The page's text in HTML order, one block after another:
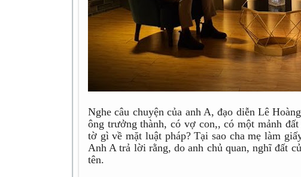
Nghe câu chuyện của anh A, đạo diễn Lê
ông trưởng thành, có vợ con,, có một mảnh
tờ gì về mặt luật pháp? Tại sao cha mẹ làm
Anh A trả lời rằng, do anh chủ quan, nghĩ đất
tên.